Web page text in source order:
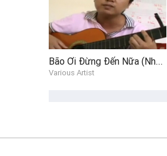
Wake me up
Đừng vội đầu hang và cho qua
Wake me up
Tỉnh dậy đi đừng nên gục ngã
Wake me up
Wake me up
Sẽ cho ta được về nơi xa
Bão Ơi Đừng Đến Nữa (Nhạc Chế)
Various Artist